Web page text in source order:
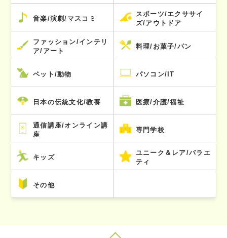
音楽/演劇/マスコミ
スポーツ/エクササイ
ズ/アウトドア
ファッション/インテリ
ア/アート
料理/お菓子/パン
ペット/動物 パソコン/IT
日本の伝統文化/教養 医療/介護/福祉
通信講座/オンライン講
座
専門学校
キッズ
ユニーク＆レア/バラエ
ティ
その他